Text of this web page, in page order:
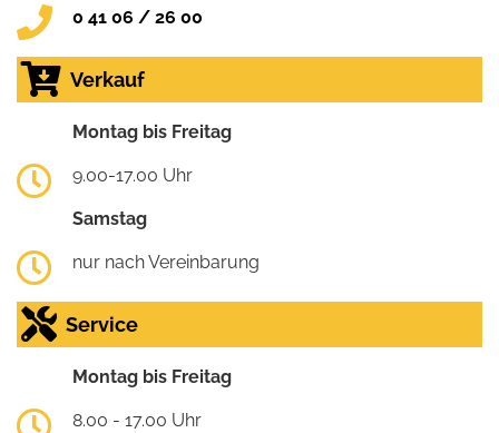
0 41 06 / 26 00
Verkauf
Montag bis Freitag
9.00-17.00 Uhr
Samstag
nur nach Vereinbarung
Service
Montag bis Freitag
8.00 - 17.00 Uhr